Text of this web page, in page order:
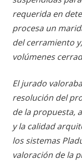
requerida en
procesa un
del cerramiento
volúmenes
El jurado
resolución del
de la propuesta,
y la calidad
los sistemas
valoración de la